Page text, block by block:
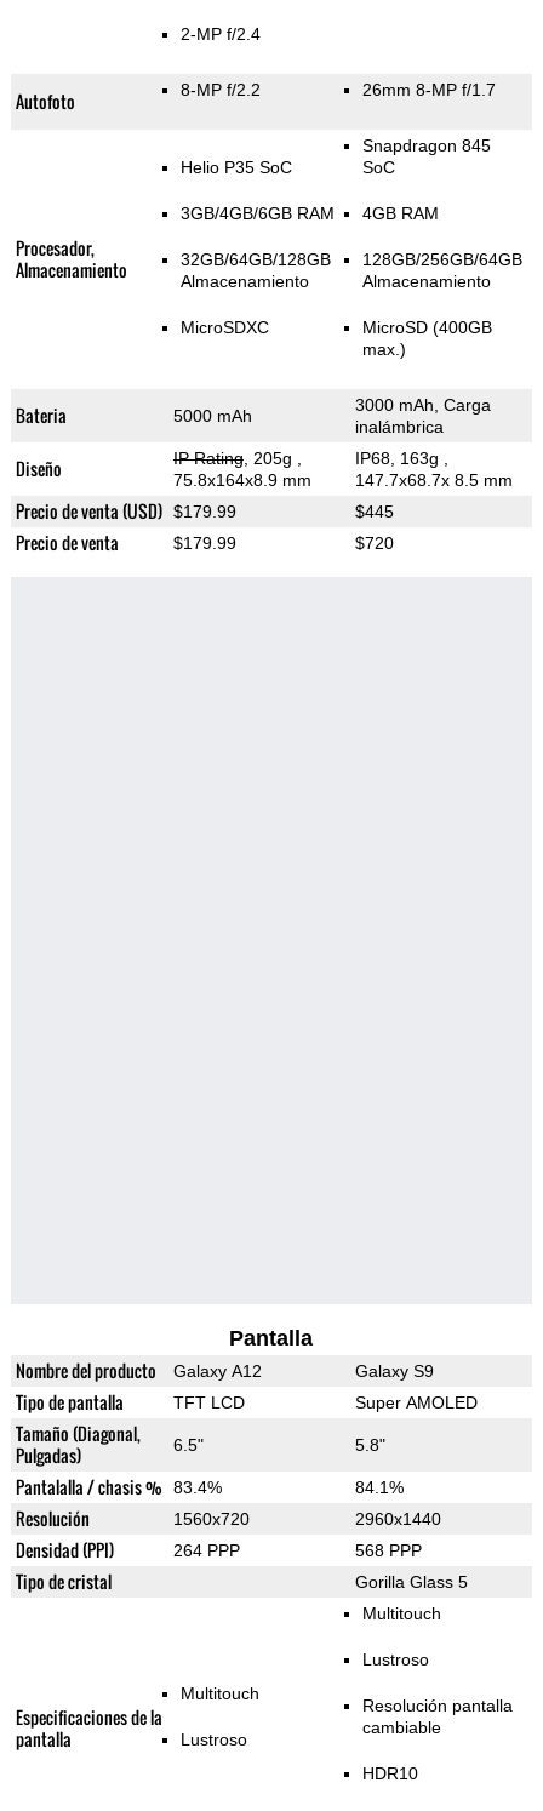
2-MP f/2.4
Autofoto 8-MP f/2.2 26mm 8-MP f/1.7
Procesador,
Almacenamiento
Helio P35 SoC
3GB/4GB/6GB RAM
32GB/64GB/128GB
Almacenamiento
MicroSDXC
Snapdragon 845
SoC
4GB RAM
128GB/256GB/64GB
Almacenamiento
MicroSD (400GB
max.)
Bateria 5000 mAh
3000 mAh, Carga
inalámbrica
Diseño IP Rating, 205g
75.8x164x8.9 mm
IP68, 163g
147.7x68.7x 8.5 mm
Precio de venta (USD) $179.99 $445
Precio de venta $179.99 $720
Pantalla
Nombre del producto Galaxy A12 Galaxy S9
Tipo de pantalla TFT LCD Super AMOLED
Tamaño (Diagonal,
Pulgadas)
6.5" 5.8"
Pantalalla / chasis % 83.4% 84.1%
Resolución 1560x720 2960x1440
Densidad (PPI) 264 PPP 568 PPP
Tipo de cristal Gorilla Glass 5
Especificaciones de la
pantalla
Multitouch
Lustroso
Multitouch
Lustroso
Resolución pantalla
cambiable
HDR10